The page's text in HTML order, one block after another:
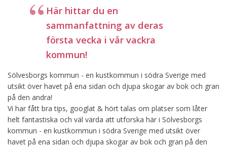
Här hittar du en
sammanfattning av deras
första vecka i vår vackra
kommun!
Sölvesborgs kommun - en kustkommun i södra Sverige med
utsikt över havet på ena sidan och djupa skogar av bok och gran
på den andra!
Vi har fått bra tips, googlat & hört talas om platser som låter
helt fantastiska och väl värda att utforska här i Sölvesborgs
kommun - en kustkommun i södra Sverige med utsikt över
havet på ena sidan och djupa skogar av bok och gran på den